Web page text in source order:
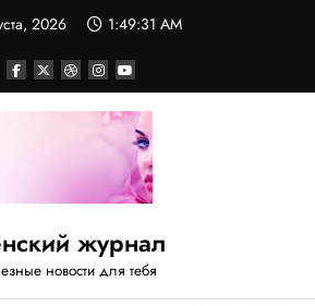
2026 1:49:31 AM
журнал
новости для тебя